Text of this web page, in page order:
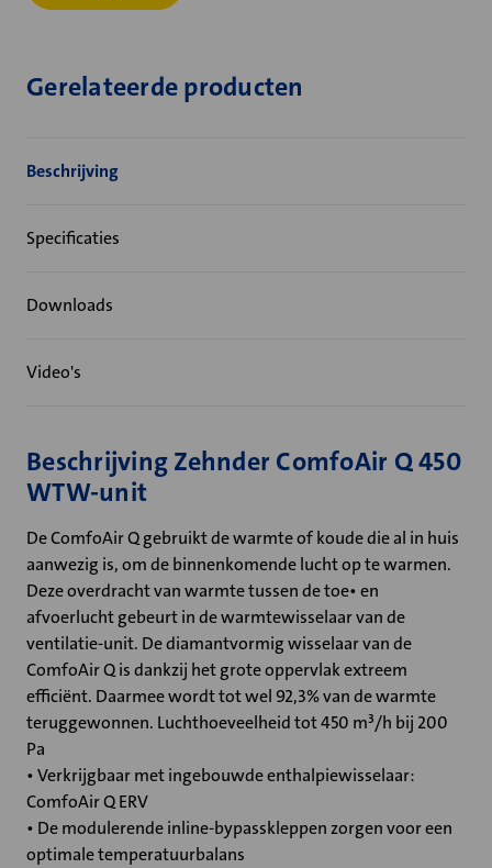
Gerelateerde producten
Beschrijving
Specificaties
Downloads
Video's
Beschrijving Zehnder ComfoAir Q 450
WTW-unit
De ComfoAir Q gebruikt de warmte of koude die al in huis
aanwezig is, om de binnenkomende lucht op te warmen.
Deze overdracht van warmte tussen de toe• en
afvoerlucht gebeurt in de warmtewisselaar van de
ventilatie-unit. De diamantvormig wisselaar van de
ComfoAir Q is dankzij het grote oppervlak extreem
efficiënt. Daarmee wordt tot wel 92,3% van de warmte
teruggewonnen. Luchthoeveelheid tot 450 m³/h bij 200
Pa
• Verkrijgbaar met ingebouwde enthalpiewisselaar:
ComfoAir Q ERV
• De modulerende inline-bypasskleppen zorgen voor een
optimale temperatuurbalans